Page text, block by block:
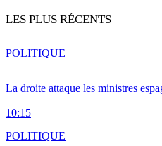
LES PLUS RÉCENTS
La droite attaque les ministres
10:15
POLITIQUE
POLITIQUE